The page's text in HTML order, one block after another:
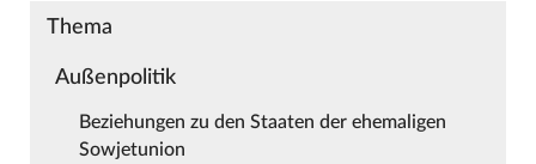
Thema
Außenpolitik
Beziehungen zu den Staaten der ehemaligen
Sowjetunion